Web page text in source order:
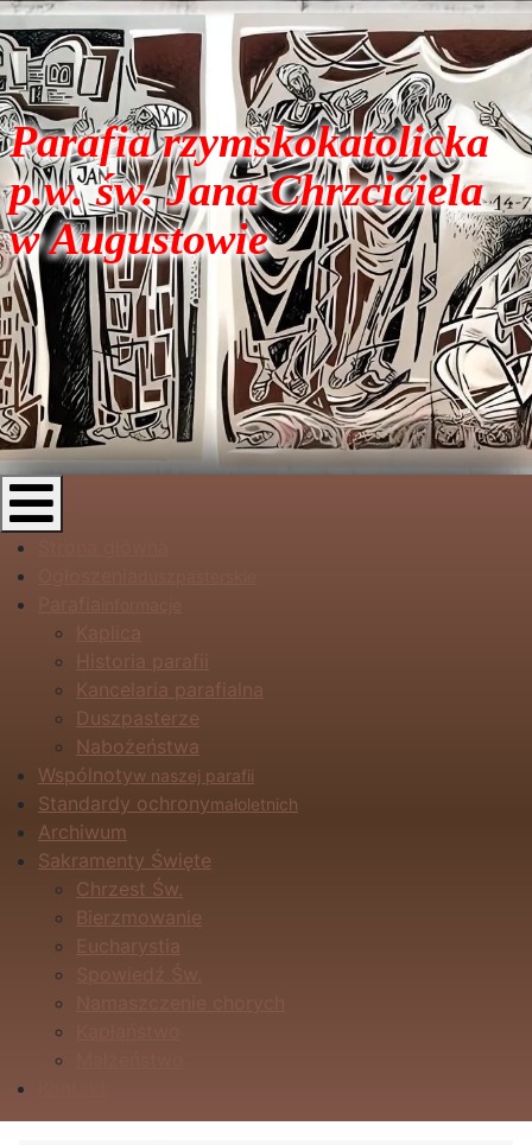
Parafia rzymskokatolicka
p.w. św. Jana Chrzciciela
w Augustowie
Historia parafii
Kancelaria parafialna
Duszpasterze
Nabożeństwa
Wspólnotyw naszej parafii
Standardy ochronymałoletnich
Archiwum
Sakramenty Święte
Chrzest Św.
Bierzmowanie
Eucharystia